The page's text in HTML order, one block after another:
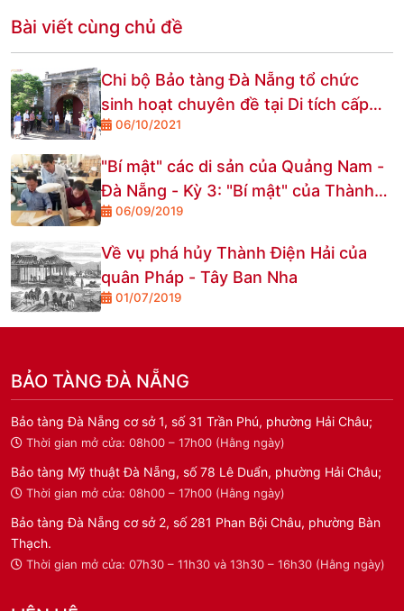
Bài viết cùng chủ đề
Chi bộ Bảo tàng Đà Nẵng tổ chức
sinh hoạt chuyên đề tại Di tích cấp
quốc gia đặc biệt Thành Điện Hải
06/10/2021
"Bí mật" các di sản của Quảng Nam -
Đà Nẵng - Kỳ 3: "Bí mật" của Thành
Điện Hải
06/09/2019
Về vụ phá hủy Thành Điện Hải của
quân Pháp - Tây Ban Nha
01/07/2019
BẢO TÀNG ĐÀ NẴNG
Bảo tàng Đà Nẵng cơ sở 1, số 31 Trần Phú, phường Hải Châu;
Thời gian mở cửa: 08h00 – 17h00 (Hằng ngày)
Bảo tàng Mỹ thuật Đà Nẵng, số 78 Lê Duẩn, phường Hải Châu;
Thời gian mở cửa: 08h00 – 17h00 (Hằng ngày)
Bảo tàng Đà Nẵng cơ sở 2, số 281 Phan Bội Châu, phường Bàn
Thạch.
Thời gian mở cửa: 07h30 – 11h30 và 13h30 – 16h30 (Hằng ngày)